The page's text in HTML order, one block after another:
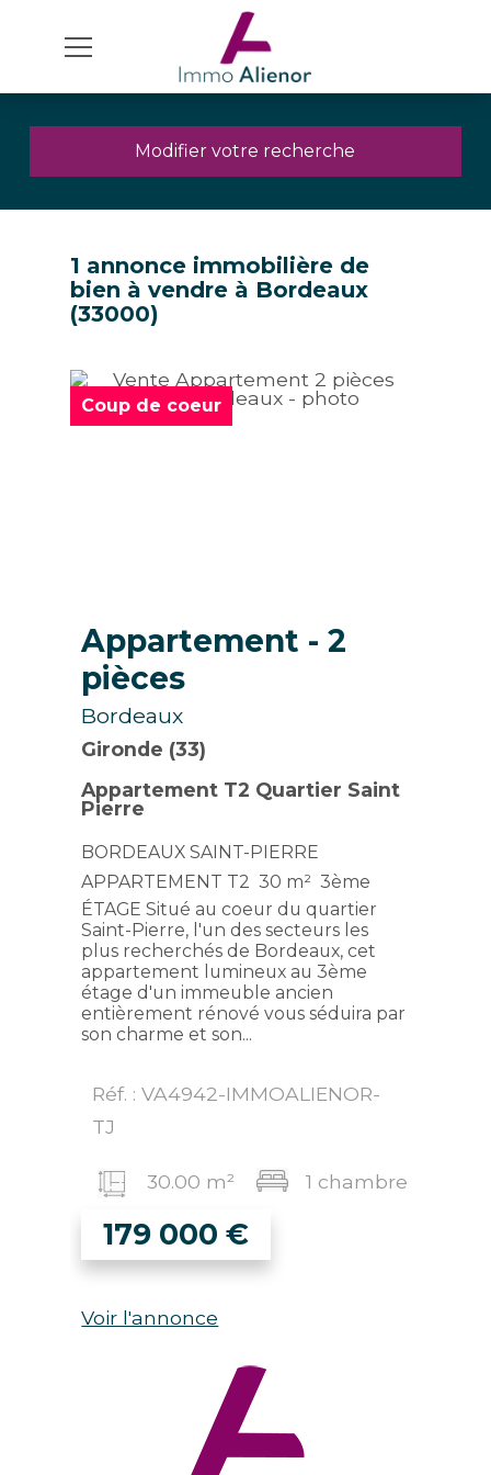
Modifier votre recherche
1 annonce immobilière de
bien à vendre à Bordeaux
(33000)
Coup de coeur
Appartement - 2
pièces
Bordeaux
Gironde (33)
Appartement T2 Quartier Saint
Pierre
BORDEAUX SAINT-PIERRE 
APPARTEMENT T2  30 m²  3ème
ÉTAGE Situé au coeur du quartier
Saint-Pierre, l'un des secteurs les
plus recherchés de Bordeaux, cet
appartement lumineux au 3ème
étage d'un immeuble ancien
entièrement rénové vous séduira par
son charme et son...
179 000 €
Réf. : VA4942-IMMOALIENOR-
TJ
30.00 m² 1 chambre
Voir l'annonce